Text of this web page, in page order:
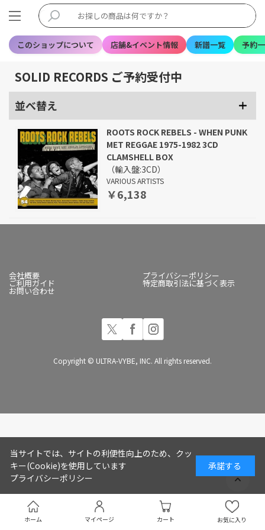
このショップについて 店舗&イベント情報 新譜一覧 予約
ホーム マイページ カート お気に入り
SOLID RECORDS ご予約受付中
並べ替え
ROOTS ROCK REBELS - WHEN PUNK
MET REGGAE 1975-1982 3CD
CLAMSHELL BOX
（輸入盤:3CD）
VARIOUS ARTISTS
￥6,138
会社概要 プライバシーポリシー
ご利用ガイド 特定商取引法に基づく表示
お問い合わせ
Copyright © ULTRA-VYBE, INC. All rights reserved.
当サイトでは、サイトの利便性向上のため、クッ
キー(Cookie)を使用しています
プライバシーポリシー
承諾する